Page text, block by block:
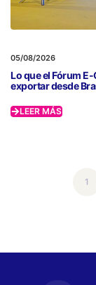
05/08/2026
Lo que el Fórum
exportar desde
LEER MÁS
1